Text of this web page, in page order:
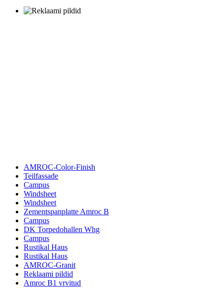
AMROC-Color-Finish
Teilfassade
Campus
Windsheet
Windsheet
Zementspanplatte Amroc B
Campus
DK Torpedohallen Whg
Campus
Rustikal Haus
Rustikal Haus
AMROC-Granit
Reklaami pildid
Amroc B1 vrvitud